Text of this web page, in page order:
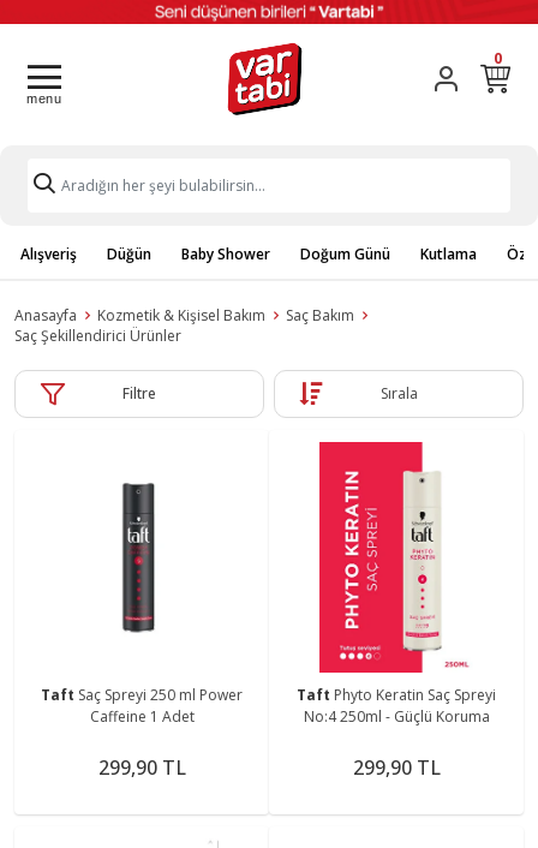
0
Alışveriş Düğün Baby Shower Doğum Günü Kutlama
Anasayfa Kozmetik & Kişisel Bakım
Saç Bakım
Saç Şekillendirici Ürünler
Filtre Sırala
Taft Saç Spreyi 250 ml Power
Caffeine 1 Adet
299,90 TL
Taft Phyto Keratin Saç Spreyi
No:4 250ml - Güçlü Koruma
299,90 TL